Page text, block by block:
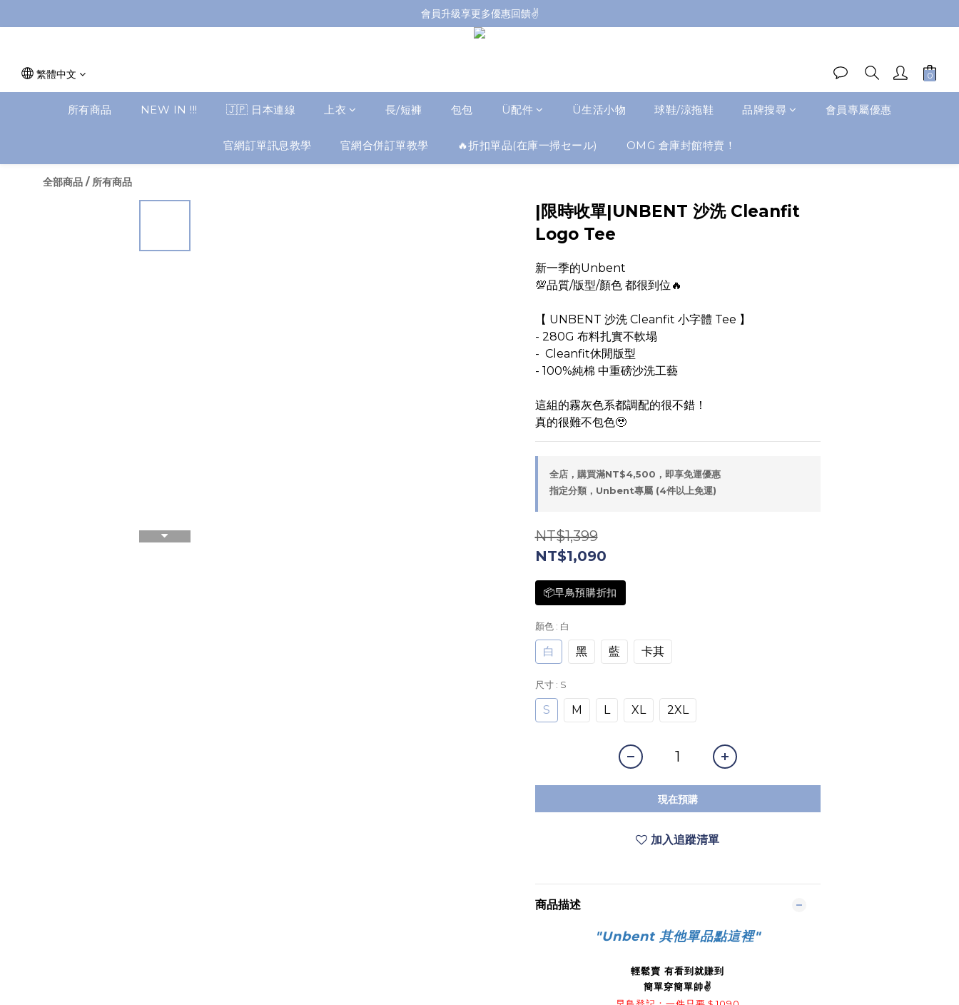
會員升級享更多優惠回饋✌️
會員升級享更多優惠回饋✌️
FB海外連線社團開放加入中📢
會員升級享更多優惠回饋✌️
繁體中文
所有商品 NEW IN !!! 🇯🇵 日本連線 上衣 長/短褲 包包 Ü配件 Ü生活小物 球鞋/涼拖鞋 品牌搜尋 會員專屬優惠
官網訂單訊息教學 官網合併訂單教學 🔥折扣單品(在庫一掃セール) OMG 倉庫封館特賣！
全部商品 / 所有商品
|限時收單|UNBENT 沙洗 Cleanfit
Logo Tee
新一季的Unbent
💯品質/版型/顏色 都很到位🔥
【 UNBENT 沙洗 Cleanfit 小字體 Tee 】
- 280G 布料扎實不軟塌
-  Cleanfit休閒版型
- 100%純棉 中重磅沙洗工藝
這組的霧灰色系都調配的很不錯！
真的很難不包色🥹
全店，購買滿NT$4,500，即享免運優惠
指定分類，Unbent專屬 (4件以上免運)
NT$1,399
NT$1,090
📦早鳥預購折扣
顏色 : 白
白 黑 藍 卡其
尺寸 : S
S M L XL 2XL
現在預購
加入追蹤清單
商品描述
"Unbent 其他單品點這裡"
輕鬆賣 有看到就賺到
簡單穿簡單帥✌️